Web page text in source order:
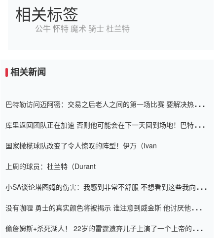
相关标签
公牛 怀特 魔术 骑士 杜兰特
相关新闻
巴特勒访问迈阿密：交易之后老人之间的第一场比赛 要解决热情的
库里返回团队正在加速 否则他可能会在下一天回到场地！巴特勒迈
国家橄榄球队改变了令人惊叹的阵型！伊万（Ivan
上周的球员：杜兰特（Durant
小SA谈论塔图姆的伤害：我感到非常不舒服 不想看到这些我向他
没有咖喱 勇士的真实颜色将被揭示 谁注意到威金斯 他讨厌他的老
偷詹姆斯+杀死湖人！ 22岁的雷霆遗弃儿子上演了一个上帝的剧